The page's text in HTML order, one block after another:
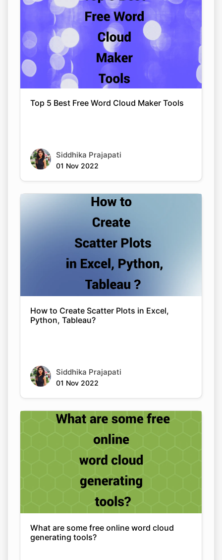
Top 5 Best Free Word Cloud Maker Tools
Siddhika Prajapati
01 Nov 2022
How to Create Scatter Plots in Excel,
Python, Tableau?
Siddhika Prajapati
01 Nov 2022
What are some free online word cloud
generating tools?